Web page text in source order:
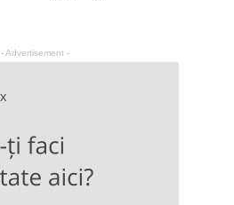
- Advertisement -